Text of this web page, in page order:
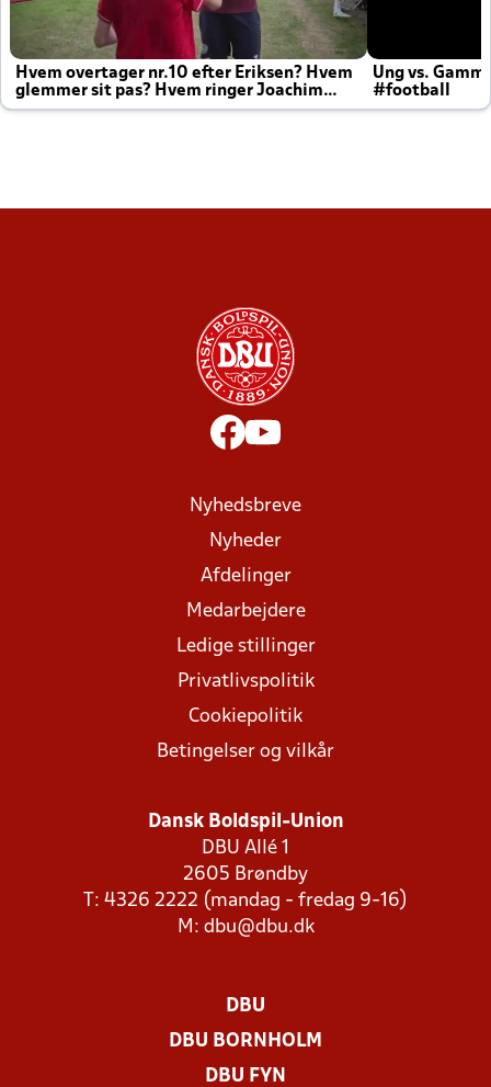
Hvem overtager nr.10 efter Eriksen? Hvem
glemmer sit pas? Hvem ringer Joachim
altid til efter kampe?
Ung vs.
#football
Nyhedsbreve
Nyheder
Afdelinger
Medarbejdere
Ledige stillinger
Privatlivspolitik
Cookiepolitik
Betingelser og vilkår
Dansk Boldspil-Union
DBU Allé 1
2605 Brøndby
T: 4326 2222 (mandag - fredag 9-16)
M: dbu@dbu.dk
DBU
DBU BORNHOLM
DBU FYN